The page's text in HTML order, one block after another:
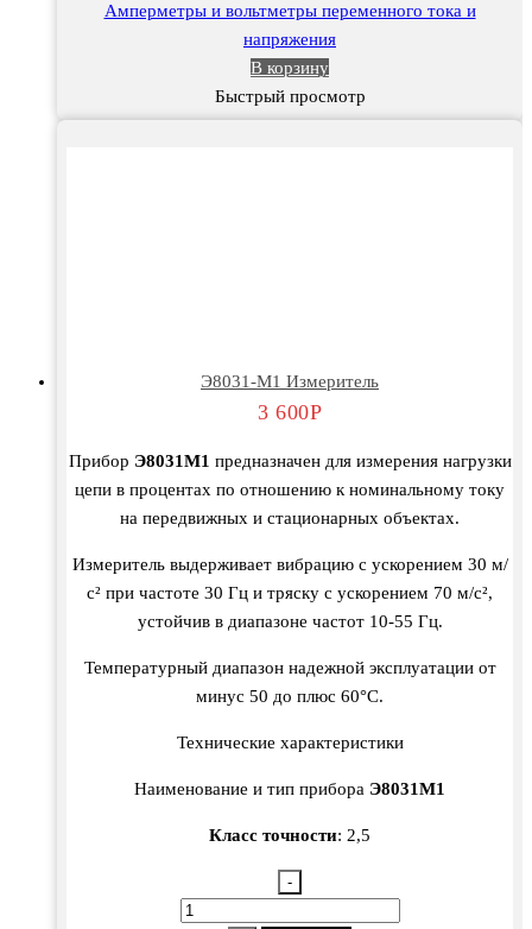
Амперметры и вольтметры переменного тока и
напряжения
В корзину
Быстрый просмотр
Э8031-М1 Измеритель
3 600Р
Прибор Э8031М1 предназначен для измерения нагрузки
цепи в процентах по отношению к номинальному току
на передвижных и стационарных объектах.
Измеритель выдерживает вибрацию с ускорением 30 м/
с² при частоте 30 Гц и тряску с ускорением 70 м/с²,
устойчив в диапазоне частот 10-55 Гц.
Температурный диапазон надежной эксплуатации от
минус 50 до плюс 60°С.
Технические характеристики
Наименование и тип прибора Э8031М1
Класс точности: 2,5
-
Количество